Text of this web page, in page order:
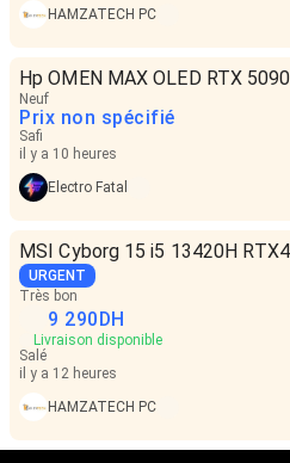
HAMZATECH PC
Hp OMEN MAX OLED RTX
Neuf
Prix non spécifié
Safi
il y a 10 heures
Electro Fatal
MSI Cyborg 15 i5 13420H
URGENT
Très bon
9 290DH
Livraison disponible
Salé
il y a 12 heures
HAMZATECH PC